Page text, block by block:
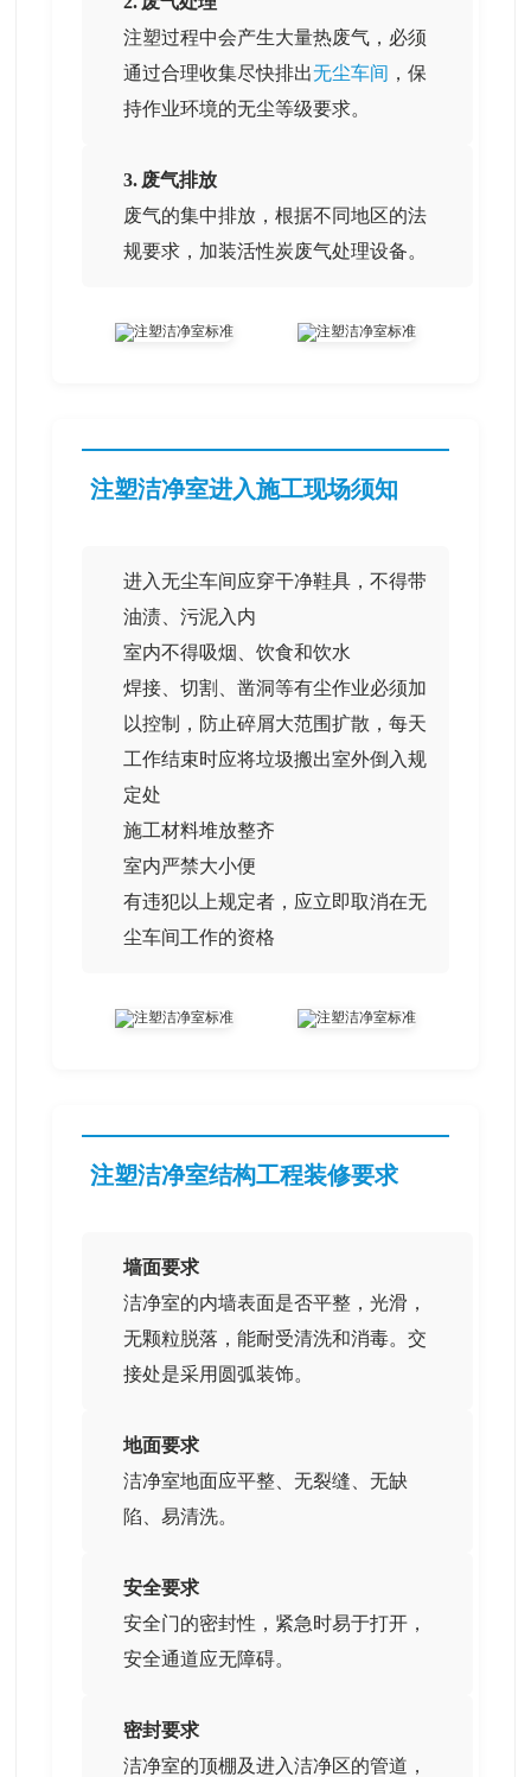
注塑过程中会产生大量热废气，必须
通过合理收集尽快排出无尘车间 ，保
持作业环境的无尘等级要求。
3. 废气排放
废气的集中排放，根据不同地区的法
规要求，加装活性炭废气处理设备。
注塑洁净室进入施工现场须知
进入无尘车间应穿干净鞋具，不得带
油渍、污泥入内
室内不得吸烟、饮食和饮水
焊接、切割、凿洞等有尘作业必须加
以控制，防止碎屑大范围扩散，每天
工作结束时应将垃圾搬出室外倒入规
定处
施工材料堆放整齐
室内严禁大小便
有违犯以上规定者，应立即取消在无
尘车间工作的资格
注塑洁净室结构工程装修要求
墙面要求
洁净室的内墙表面是否平整，光滑，
无颗粒脱落，能耐受清洗和消毒。交
接处是采用圆弧装饰。
地面要求
洁净室地面应平整、无裂缝、无缺
陷、易清洗。
安全要求
安全门的密封性，紧急时易于打开，
安全通道应无障碍。
密封要求
洁净室的顶棚及进入洁净区的管道，